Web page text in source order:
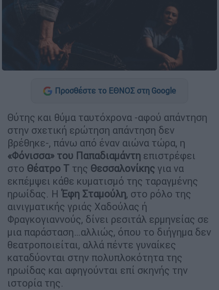
Προσθέστε το ΕΘΝΟΣ στη Google
Θύτης και θύμα ταυτόχρονα -αφού απάντηση
στην σχετική ερώτηση απάντηση δεν
βρέθηκε-, πάνω από έναν αιώνα τώρα, η
«Φόνισσα» του Παπαδιαμάντη επιστρέφει
στο Θέατρο Τ της Θεσσαλονίκης για να
εκπέμψει κάθε κυματισμό της ταραγμένης
ηρωίδας. Η Έφη Σταμούλη, στο ρόλο της
αινιγματικής γριάς Χαδούλας ή
Φραγκογιαννούς, δίνει ρεσιτάλ ερμηνείας σε
μια παράσταση…αλλιώς, όπου το διήγημα δεν
θεατροποιείται, αλλά πέντε γυναίκες
καταδύονται στην πολυπλοκότητα της
ηρωίδας και αφηγούνται επί σκηνής την
ιστορία της.